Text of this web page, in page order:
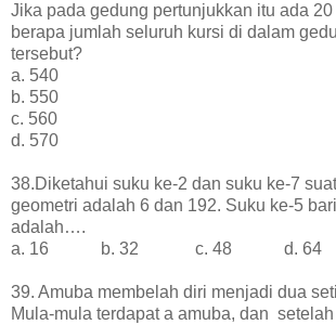
Jika pada gedung pertunjukkan itu ada
berapa jumlah seluruh kursi di dalam
tersebut?
a. 540
b. 550
c. 560
d. 570
38.Diketahui suku ke-2 dan suku ke-7
geometri adalah 6 dan 192. Suku ke-5
adalah….
a. 16 b. 32 c. 48 d. 64
39. Amuba membelah diri menjadi dua
Mula-mula terdapat a amuba, dan